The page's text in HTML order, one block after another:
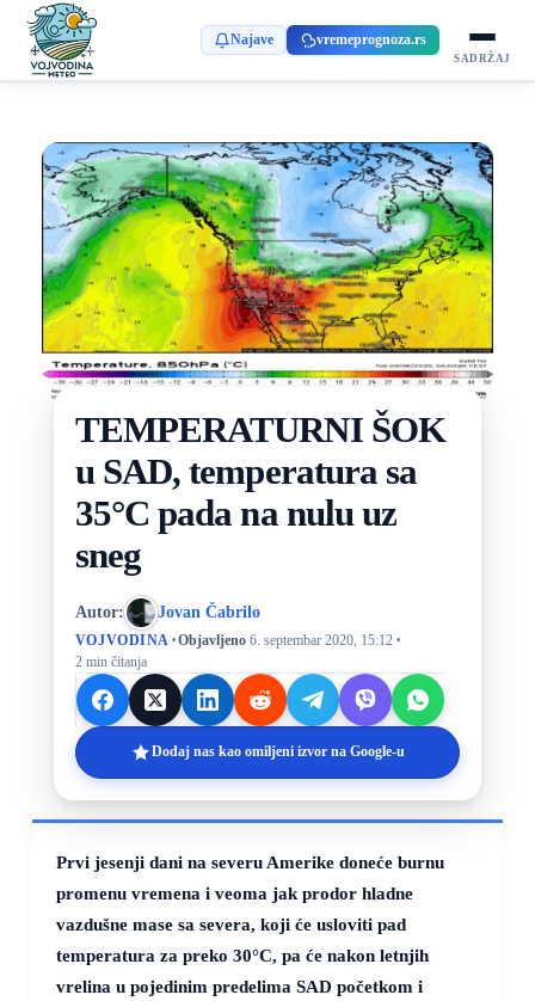
Najave vremeprognoza.rs
SADRŽAJ
TEMPERATURNI ŠOK
u SAD, temperatura sa
35°C pada na nulu uz
sneg
Autor: Jovan Čabrilo
VOJVODINA ·Objavljeno 6. septembar 2020, 15:12 ·
2 min čitanja
Dodaj nas kao omiljeni izvor na Google-u
Prvi jesenji dani na severu Amerike doneće burnu
promenu vremena i veoma jak prodor hladne
vazdušne mase sa severa, koji će usloviti pad
temperatura za preko 30°C, pa će nakon letnjih
vrelina u pojedinim predelima SAD početkom i